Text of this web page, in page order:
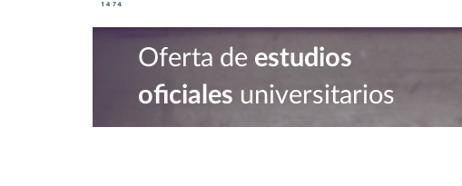
Oferta de estudios
oficiales universitarios